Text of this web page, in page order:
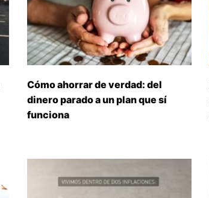
Cómo ahorrar de verdad: del
dinero parado a un plan que sí
funciona